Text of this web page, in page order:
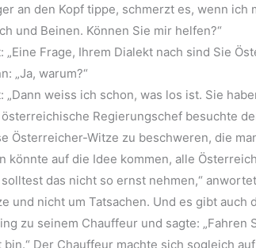
an den Kopf tippe, schmerzt es, wenn ich
und Beinen. Können Sie mir helfen?“
„Eine Frage, Ihrem Dialekt nach sind Sie
„Ja, warum?“
„Dann weiss ich schon, was los ist. Sie
Regierungschef besuchte
Österreicher-Witze zu beschweren, die
könnte auf die Idee kommen, alle
solltest das nicht so ernst nehmen,“
und nicht um Tatsachen. Und es gibt
zu seinem Chauffeur und sagte:
bin.“ Der Chauffeur machte sich sogleich